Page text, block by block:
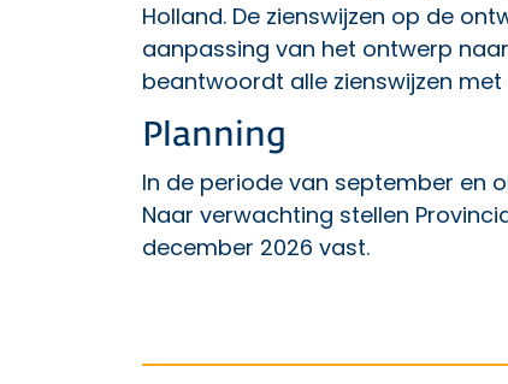
Holland. De zienswijzen op de
aanpassing van het ontwerp
beantwoordt alle zienswijzen
Planning
In de periode van september en
Naar verwachting stellen
december 2026 vast.